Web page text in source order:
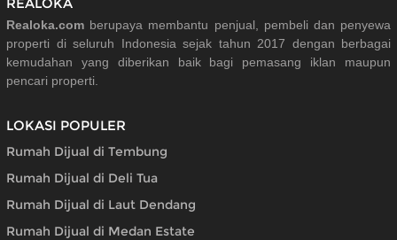
REALOKA
Realoka.com berupaya membantu penjual, pembeli dan penyewa
properti di seluruh Indonesia sejak tahun 2017 dengan berbagai
kemudahan yang diberikan baik bagi pemasang iklan maupun
pencari properti.
LOKASI POPULER
Rumah Dijual di Tembung
Rumah Dijual di Deli Tua
Rumah Dijual di Laut Dendang
Rumah Dijual di Medan Estate